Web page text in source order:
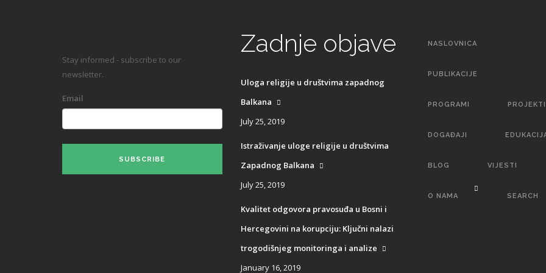
Stay informed - subscribe to our
newsletter.
Email
SUBSCRIBE
Zadnje objave
Uloga religije u društvima zapadnog
Balkana
July 25, 2019
Istraživanje uloge religije u društvima
Zapadnog Balkana
July 25, 2019
Kvalitet odgovora pravosuđa u Bosni i
Hercegovini na korupciju: Ključni nalazi
trogodišnjeg monitoringa i analize
January 16, 2019
Main
navigation
NASLOVNICA
PUBLIKACIJE
PROGRAMI PROJEKTI
DOGAĐAJI
BLOG VIJESTI
O NAMA SEARCH